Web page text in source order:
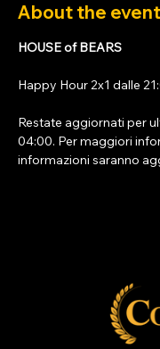
About the event
HOUSE of BEARS
Happy Hour 2x1 dalle
Restate aggiornati per
04:00. Per maggiori
informazioni saranno